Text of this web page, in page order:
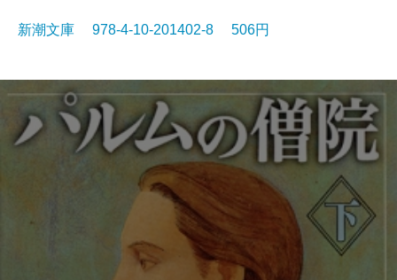
新潮文庫 978-4-10-201402-8 506円